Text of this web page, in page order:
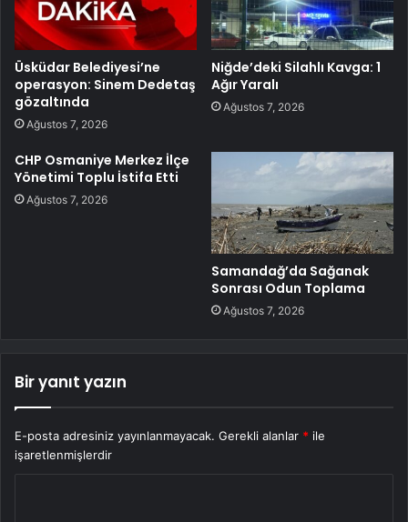
Üsküdar Belediyesi’ne
operasyon: Sinem Dedetaş
gözaltında
Ağustos 7, 2026
Niğde’deki Silahlı Kavga: 1
Ağır Yaralı
Ağustos 7, 2026
CHP Osmaniye Merkez İlçe
Yönetimi Toplu İstifa Etti
Ağustos 7, 2026
Samandağ’da Sağanak
Sonrası Odun Toplama
Ağustos 7, 2026
Bir yanıt yazın
E-posta adresiniz yayınlanmayacak. Gerekli alanlar * ile
işaretlenmişlerdir